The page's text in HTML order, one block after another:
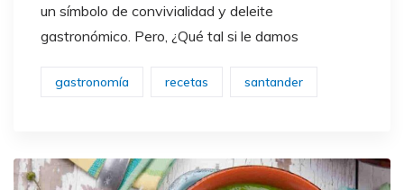
un símbolo de convivialidad y deleite
gastronómico. Pero, ¿Qué tal si le damos
gastronomía recetas santander